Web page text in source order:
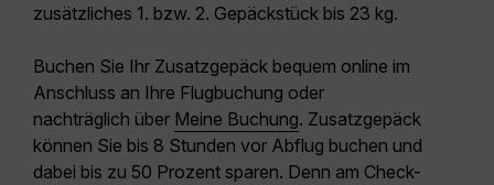
zusätzliches 1. bzw. 2. Gepäckstück bis 23 kg.
Buchen Sie Ihr Zusatzgepäck bequem online im
Anschluss an Ihre Flugbuchung oder
nachträglich über Meine Buchung. Zusatzgepäck
können Sie bis 8 Stunden vor Abflug buchen und
dabei bis zu 50 Prozent sparen. Denn am Check-